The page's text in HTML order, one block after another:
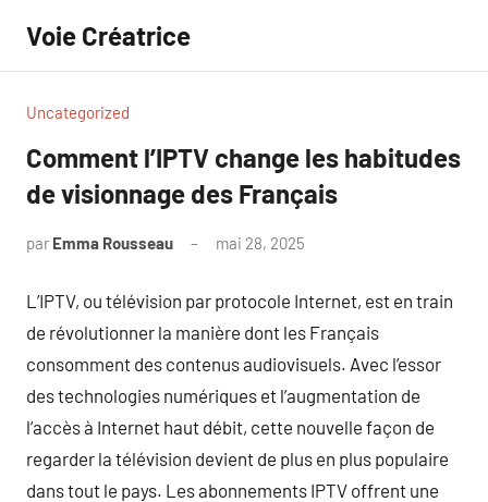
contenu
Voie Créatrice
Uncategorized
Comment l’IPTV change les habitudes
de visionnage des Français
par Emma Rousseau mai 28, 2025
L’IPTV, ou télévision par protocole Internet, est en train
de révolutionner la manière dont les Français
consomment des contenus audiovisuels. Avec l’essor
des technologies numériques et l’augmentation de
l’accès à Internet haut débit, cette nouvelle façon de
regarder la télévision devient de plus en plus populaire
dans tout le pays. Les abonnements IPTV offrent une